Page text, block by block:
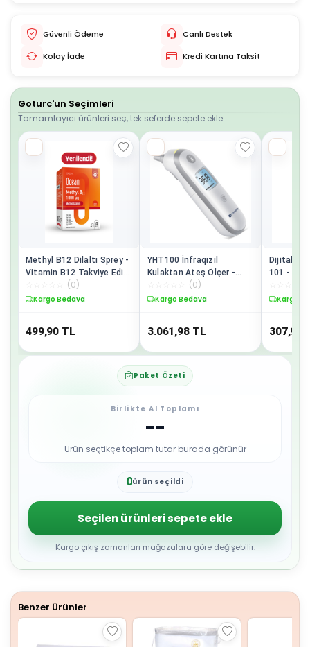
Güvenli Ödeme
Canlı Destek
Kolay İade
Kredi Kartına Taksit
Goturc'un Seçimleri
Tamamlayıcı ürünleri seç, tek seferde sepete ekle.
Methyl B12 Dilaltı Sprey -
Vitamin B12 Takviye Edici
Gıda - 1000 µg
(Metilkobalamin) - 10 ml
(0)
Kargo Bedava
499,90 TL
YHT100 İnfraqızıl
Kulaktan Ateş Ölçer -
Hızlı ve Hassas Sıcaklık
Ölçümü
(0)
Kargo Bedava
3.061,98 TL
Dijital
101 -
Kargo
307,98
Paket Özeti
Birlikte Al Toplamı
--
Ürün seçtikçe toplam tutar burada görünür
0
2
3
4
5
6
8
ürün seçildi
Seçilen ürünleri sepete ekle
Kargo çıkış zamanları mağazalara göre değişebilir.
Benzer Ürünler